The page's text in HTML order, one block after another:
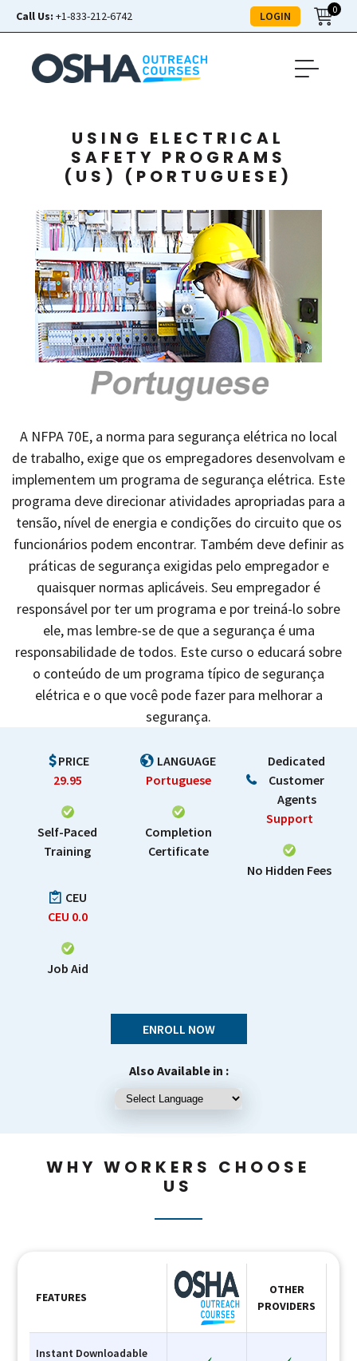
Call Us: +1-833-212-6742 LOGIN 0
USING ELECTRICAL
SAFETY PROGRAMS
(US) (PORTUGUESE)
A NFPA 70E, a norma para segurança elétrica no local
de trabalho, exige que os empregadores desenvolvam e
implementem um programa de segurança elétrica. Este
programa deve direcionar atividades apropriadas para a
tensão, nível de energia e condições do circuito que os
funcionários podem encontrar. Também deve definir as
práticas de segurança exigidas pelo empregador e
quaisquer normas aplicáveis. Seu empregador é
responsável por ter um programa e por treiná-lo sobre
ele, mas lembre-se de que a segurança é uma
responsabilidade de todos. Este curso o educará sobre
o conteúdo de um programa típico de segurança
elétrica e o que você pode fazer para melhorar a
segurança.
PRICE
29.95
Self-Paced
Training
LANGUAGE
Portuguese
Completion
Certificate
Dedicated
Customer
Agents
Support
No Hidden Fees
CEU
CEU 0.0
Job Aid
ENROLL NOW
Also Available in :
WHY WORKERS CHOOSE
US
FEATURES
OTHER
PROVIDERS
Instant Downloadable